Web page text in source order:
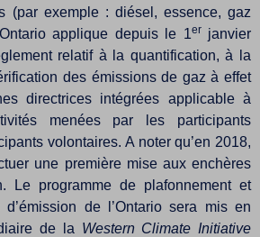
(par exemple : diésel, essence, gaz
applique depuis le 1er
janvier
relatif à la quantification, à la
des émissions de gaz à effet
directrices intégrées applicable à
menées par les participants
volontaires. A noter qu’en 2018,
une première mise aux enchères
Le programme de plafonnement et
d’émission de l’Ontario sera mis en
de la Western Climate Initiative